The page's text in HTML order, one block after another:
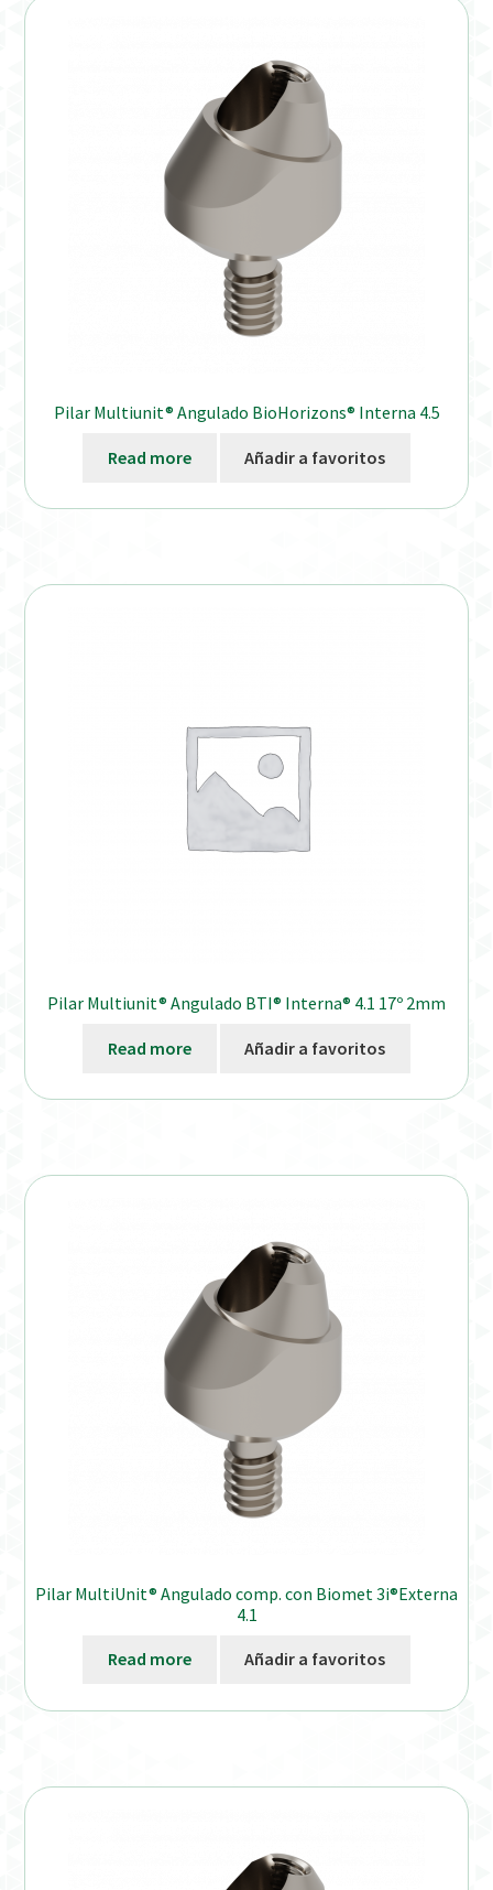
Pilar Multiunit® Angulado BioHorizons® Interna 4.5
Read more Añadir a favoritos
Pilar Multiunit® Angulado BTI® Interna® 4.1 17º 2mm
Read more Añadir a favoritos
Pilar MultiUnit® Angulado comp. con Biomet 3i®Externa
4.1
Read more Añadir a favoritos